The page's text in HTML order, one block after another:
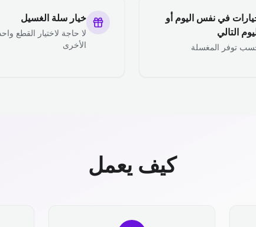
في نفس اليوم أو
التالي
توفر المغسلة
خيار سلة الغسيل
لا حاجة لاختيار القطع
الأخرى
كيف يعمل